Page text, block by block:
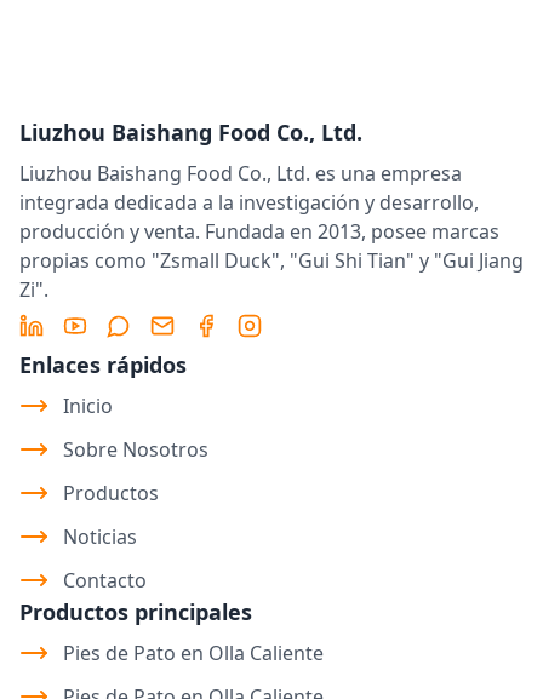
Liuzhou Baishang Food Co., Ltd.
Liuzhou Baishang Food Co., Ltd. es una empresa
integrada dedicada a la investigación y desarrollo,
producción y venta. Fundada en 2013, posee marcas
propias como "Zsmall Duck", "Gui Shi Tian" y "Gui Jiang
Zi".
LinkedInYouTubeMessage
Email FacebookInstagram
Enlaces rápidos
Inicio
Sobre Nosotros
Productos
Noticias
Contacto
Productos principales
Pies de Pato en Olla Caliente